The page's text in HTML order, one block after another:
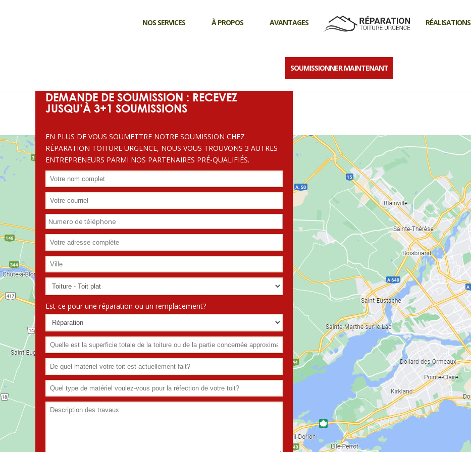
NOS SERVICES À PROPOS AVANTAGES RÉALISATIONS
SOUMISSIONNER MAINTENANT
reparation de toiture d’asphalte construction-440
Laval
DEMANDE DE SOUMISSION : RECEVEZ
JUSQU’À 3+1 SOUMISSIONS
EN PLUS DE VOUS SOUMETTRE NOTRE SOUMISSION CHEZ
RÉPARATION TOITURE URGENCE, NOUS VOUS TROUVONS 3 AUTRES
ENTREPRENEURS PARMI NOS PARTENAIRES PRÉ-QUALIFIÉS.
Est-ce pour une réparation ou un remplacement?